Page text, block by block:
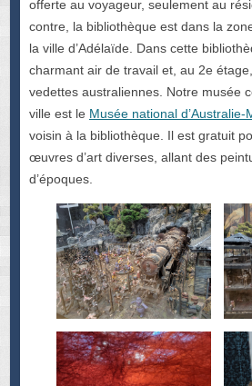
offerte au voyageur, seulement au
contre, la bibliothèque est dans la
la ville d’Adélaïde. Dans cette
charmant air de travail et, au 2e
vedettes australiennes. Notre musée
ville est le Musée national d’Australie-
voisin à la bibliothèque. Il est gratuit
œuvres d’art diverses, allant des
d’époques.